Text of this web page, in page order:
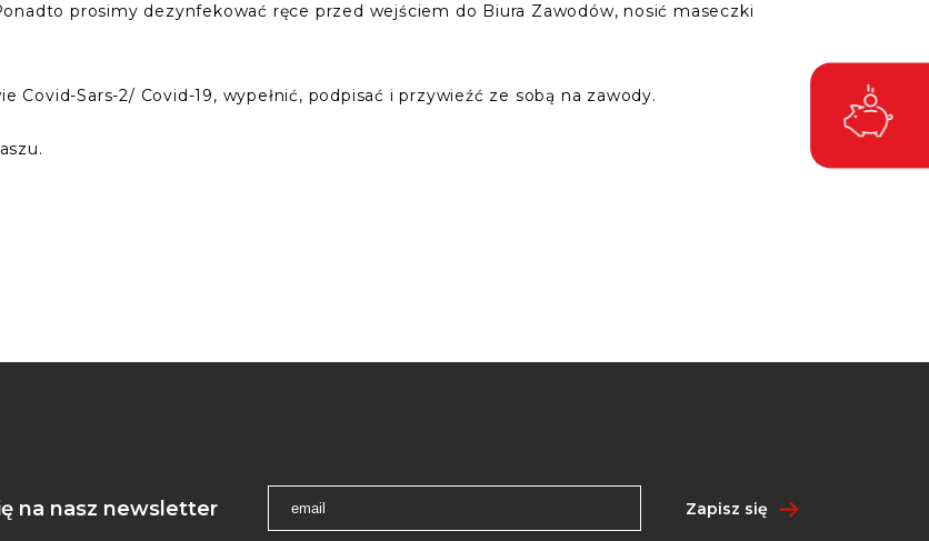
prosimy dezynfekować ręce przed wejściem do Biura Zawodów, nosić maseczki
Covid-Sars-2/ Covid-19, wypełnić, podpisać i przywieźć ze sobą na zawody.
na nasz newsletter Zapisz się